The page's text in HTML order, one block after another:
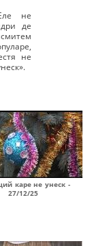
не
де
не
каре не унеск -
27/12/25